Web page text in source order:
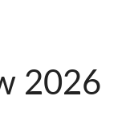
2026